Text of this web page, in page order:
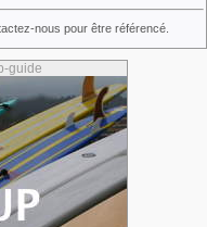
nous pour être référencé.
guide